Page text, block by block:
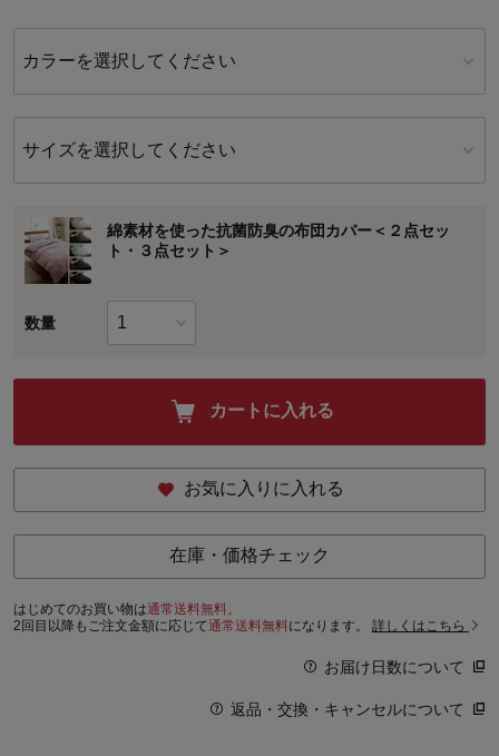
カラーを選択してください
サイズを選択してください
綿素材を使った抗菌防臭の布団カバー＜２点セッ
ト・３点セット＞
数量
カートに入れる
お気に入りに入れる
在庫・価格チェック
はじめてのお買い物は通常送料無料。
2回目以降もご注文金額に応じて通常送料無料になります。 詳しくはこちら
お届け日数について
返品・交換・キャンセルについて